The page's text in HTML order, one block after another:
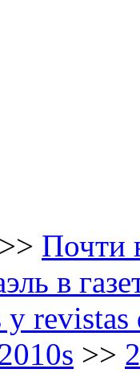
>> Почти
в
>>